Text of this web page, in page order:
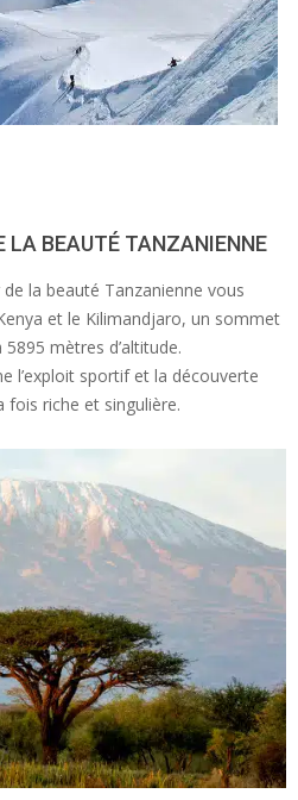
LA BEAUTÉ TANZANIENNE
la beauté Tanzanienne vous
et le Kilimandjaro, un sommet
mètres d’altitude.
l’exploit sportif et la découverte
fois riche et singulière.